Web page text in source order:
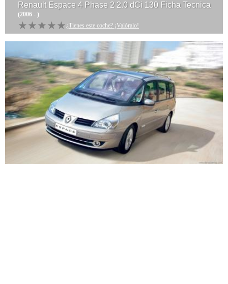
Renault Espace 4 Phase 2 2.0 dCi 130Ficha Tecnica
(2006 - )
★★★★★
★★★★★ ¿Tienes este coche? ¡Valóralo!